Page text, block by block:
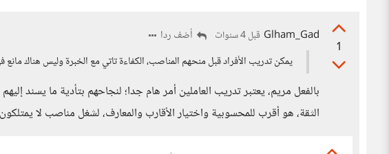
1
Glham_Gad قبل 4 سنوات
أضف ردا
يمكن تدريب الأفراد قبل منحهم المناصب، الكفاءة تاتي مع الخبرة وليس هناك مانع
بالفعل مريم، يعتبر تدريب العاملين أمر هام جدا؛ لنجاحهم بتأدية ما يسند
الثقة، هو أقرب للمحسوبية واختيار الأقارب والمعارف، لشغل مناصب لا يمتلكون